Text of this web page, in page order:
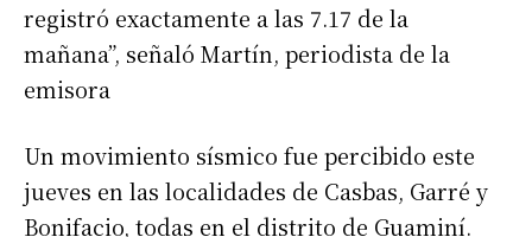
registró exactamente a las 7.17 de la
mañana”, señaló Martín, periodista de la
emisora
Un movimiento sísmico fue percibido este
jueves en las localidades de Casbas, Garré y
Bonifacio, todas en el distrito de Guaminí.